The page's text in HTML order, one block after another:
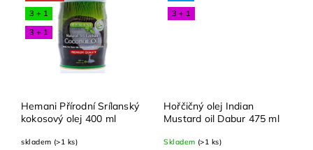
3 + 1
3 + 1
Hemani Přírodní Srílanský
kokosový olej 400 ml
skladem (>1 ks)
3 + 1
Hořčičný olej Indian
Mustard oil Dabur 475 ml
Skladem (>1 ks)